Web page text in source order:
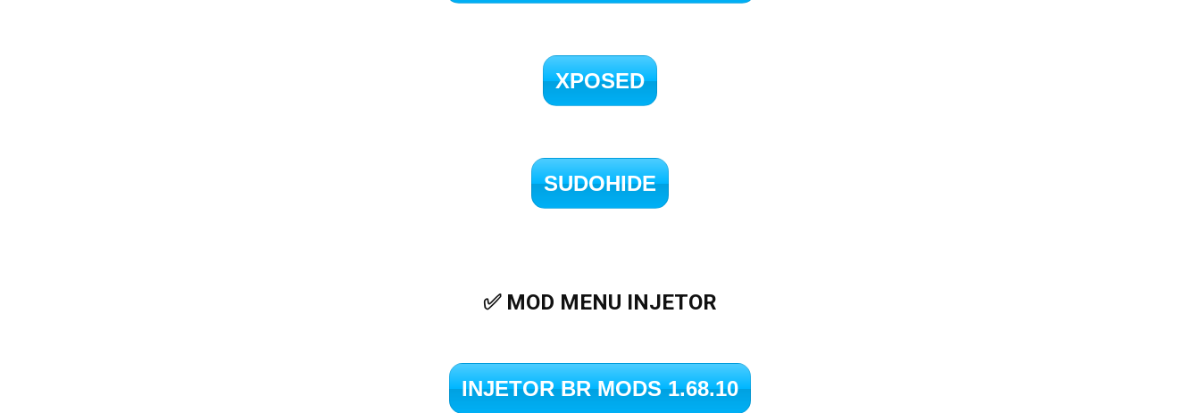
XPOSED
SUDOHIDE
✅ MOD MENU INJETOR
INJETOR BR MODS 1.68.10